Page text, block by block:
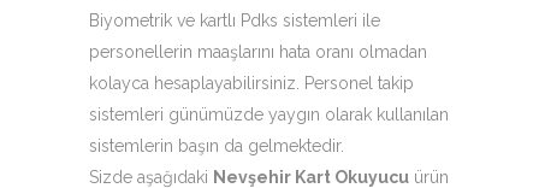
Biyometrik ve kartlı Pdks sistemleri ile
personellerin maaşlarını hata oranı olmadan
kolayca hesaplayabilirsiniz. Personel takip
sistemleri günümüzde yaygın olarak kullanılan
sistemlerin başın da gelmektedir.
Sizde aşağıdaki Nevşehir Kart Okuyucu ürün